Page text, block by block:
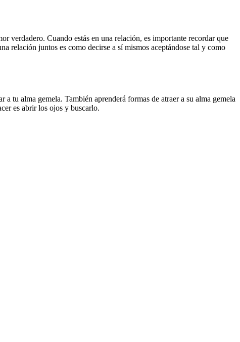
verdadero. Cuando estás en una relación, es importante recordar que
relación juntos es como decirse a sí mismos aceptándose tal y como
tu alma gemela. También aprenderá formas de atraer a su alma gemela
es abrir los ojos y buscarlo.